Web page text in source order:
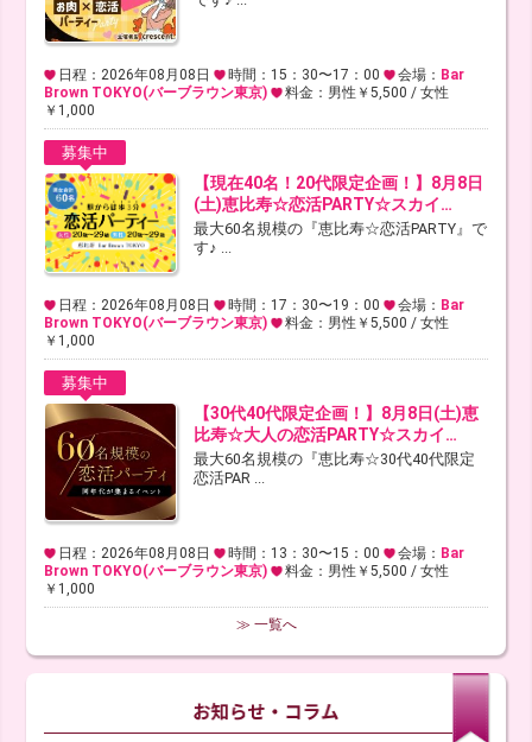
日程：2026年08月08日 時間：15：30〜17：00 会場： Bar
Brown TOKYO(バーブラウン東京)
料金：男性￥5,500 / 女性
￥1,000
募集中
【現在40名！20代限定企画！】8月8日
(土)恵比寿☆恋活PARTY☆スカイ…
最大60名規模の『恵比寿☆恋活PARTY』で
す♪ ...
日程：2026年08月08日 時間：17：30〜19：00 会場： Bar
Brown TOKYO(バーブラウン東京)
料金：男性￥5,500 / 女性
￥1,000
募集中
【30代40代限定企画！】8月8日(土)恵
比寿☆大人の恋活PARTY☆スカイ…
最大60名規模の『恵比寿☆30代40代限定
恋活PAR ...
日程：2026年08月08日 時間：13：30〜15：00 会場： Bar
Brown TOKYO(バーブラウン東京)
料金：男性￥5,500 / 女性
￥1,000
≫ 一覧へ